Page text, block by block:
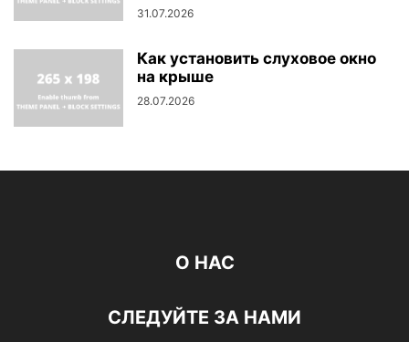
31.07.2026
Как установить слуховое окно
на крыше
28.07.2026
О НАС
СЛЕДУЙТЕ ЗА НАМИ